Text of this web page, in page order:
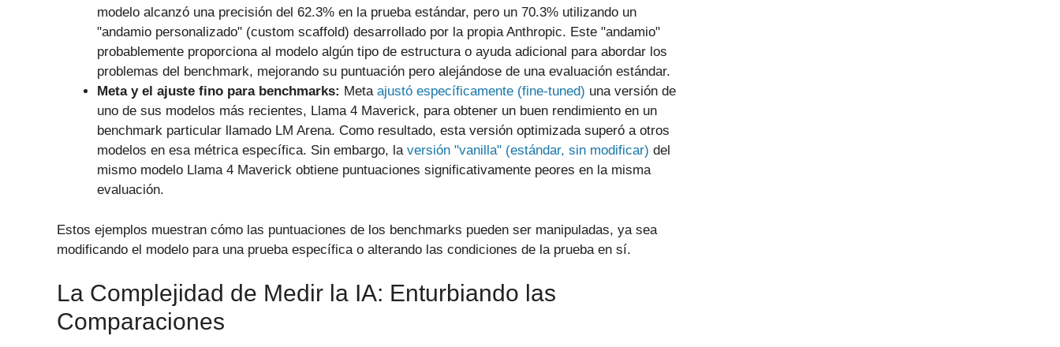
modelo alcanzó una precisión del 62.3% en la prueba estándar, pero un 70.3% utilizando un
"andamio personalizado" (custom scaffold) desarrollado por la propia Anthropic. Este "andamio"
probablemente proporciona al modelo algún tipo de estructura o ayuda adicional para abordar los
problemas del benchmark, mejorando su puntuación pero alejándose de una evaluación estándar.
Meta y el ajuste fino para benchmarks: Meta ajustó específicamente (fine-tuned) una versión de
uno de sus modelos más recientes, Llama 4 Maverick, para obtener un buen rendimiento en un
benchmark particular llamado LM Arena. Como resultado, esta versión optimizada superó a otros
modelos en esa métrica específica. Sin embargo, la versión "vanilla" (estándar, sin modificar) del
mismo modelo Llama 4 Maverick obtiene puntuaciones significativamente peores en la misma
evaluación.
Estos ejemplos muestran cómo las puntuaciones de los benchmarks pueden ser manipuladas, ya sea
modificando el modelo para una prueba específica o alterando las condiciones de la prueba en sí.
La Complejidad de Medir la IA: Enturbiando las
Comparaciones